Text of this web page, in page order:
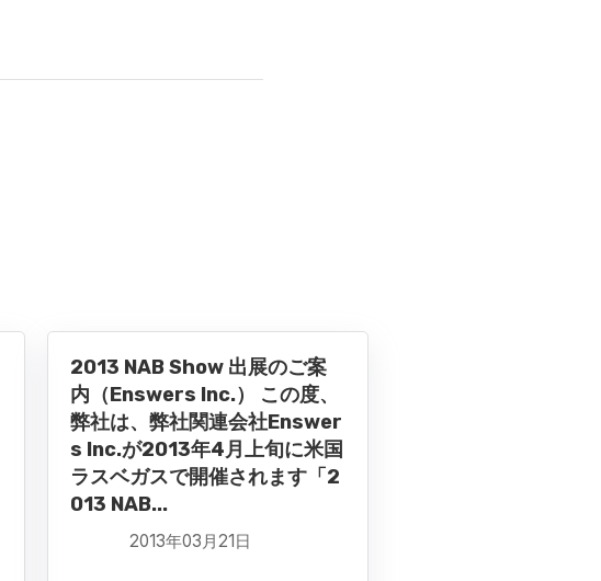
2013 NAB Show 出展のご案
内（Enswers Inc.） この度、
弊社は、弊社関連会社Enswer
s Inc.が2013年4月上旬に米国
ラスベガスで開催されます「2
013 NAB...
2013年03月21日